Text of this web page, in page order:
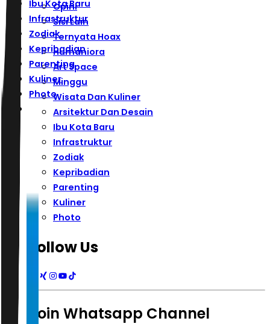
Ibu Kota Baru
Infrastruktur
Zodiak
Kepribadian
Parenting
Kuliner
Photo
Opini
Sisi Lain
Ternyata Hoax
Humaniora
Art Space
Minggu
Wisata Dan Kuliner
Arsitektur Dan Desain
Ibu Kota Baru
Infrastruktur
Zodiak
Kepribadian
Parenting
Kuliner
Photo
Follow Us
Join Whatsapp Channel